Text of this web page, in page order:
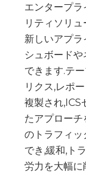
エンタープ
リティソリ
新しいアプ
シュボード
できます.テ
リクス,レポ
複製され,ICS
たアプローチ
のトラフィッ
でき,緩和,ト
労力を大幅に